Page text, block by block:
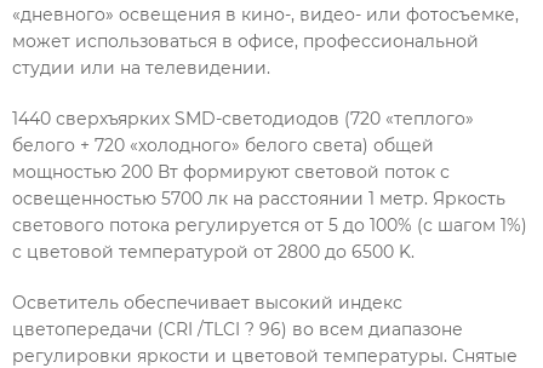
«дневного» освещения в кино-, видео- или фотосъемке,
может использоваться в офисе, профессиональной
студии или на телевидении.
1440 сверхъярких SMD-светодиодов (720 «теплого»
белого + 720 «холодного» белого света) общей
мощностью 200 Вт формируют световой поток с
освещенностью 5700 лк на расстоянии 1 метр. Яркость
светового потока регулируется от 5 до 100% (с шагом 1%)
с цветовой температурой от 2800 до 6500 K.
Осветитель обеспечивает высокий индекс
цветопередачи (CRI /TLCI ? 96) во всем диапазоне
регулировки яркости и цветовой температуры. Снятые